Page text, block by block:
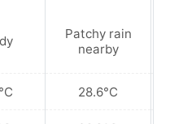
Patchy rain
nearby
28.6°C